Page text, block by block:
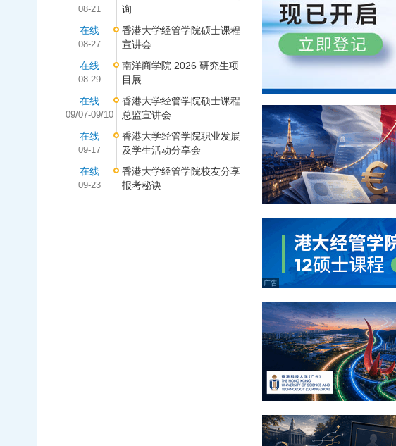
08-21
询
在线
08-27
香港大学经管学院硕士课程
宣讲会
在线
08-29
南洋商学院 2026 研究生项
目展
在线
09/07-09/10
香港大学经管学院硕士课程
总监宣讲会
在线
09-17
香港大学经管学院职业发展
及学生活动分享会
在线
09-23
香港大学经管学院校友分享
报考秘诀
广告